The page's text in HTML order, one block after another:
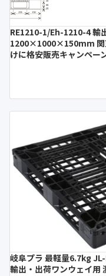
RE1210-1/Eh-1210-4 輸
1200×1000×150mm 関
けに格安販売キャンペー
岐阜プラ 最軽量6.7kg
輸出・出荷ワンウェイ用